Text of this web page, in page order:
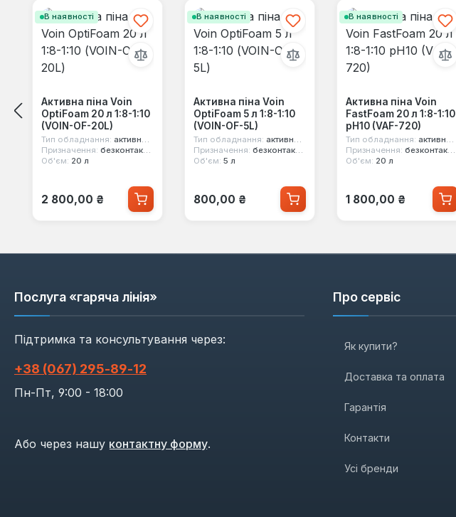
В наявності
Активна піна Voin
OptiFoam 20 л 1:8-1:10
(VOIN-OF-20L)
Тип обладнання: активна піна
Призначення: безконтактне миття
Об'єм: 20 л
Звичайна ціна:
2 800,00 ₴
В наявності
Активна піна Voin
OptiFoam 5 л 1:8-1:10
(VOIN-OF-5L)
Тип обладнання: активна піна
Призначення: безконтактне миття
Об'єм: 5 л
Звичайна ціна:
800,00 ₴
В наявності
Активна піна Voin
FastFoam 20 л 1:8-1:10
pH10 (VAF-720)
Тип обладнання: активна піна
Призначення: безконтактне миття
Об'єм: 20 л
Звичайна ціна:
1 800,00 ₴
Послуга «гаряча лінія»
Підтримка та консультування через:
+38 (067) 295‑89‑12
Пн-Пт, 9:00 - 18:00
Або через нашу контактну форму.
Про сервіс
Як купити?
Доставка та оплата
Гарантія
Контакти
Усі бренди